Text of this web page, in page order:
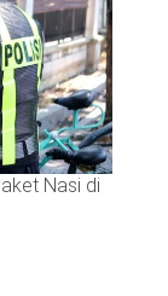
Nasi di